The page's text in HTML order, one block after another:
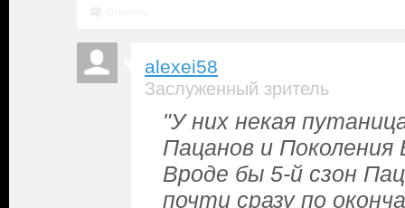
alexei58
Заслуженный зритель
"У них некая
Пацанов и Поколения
Вроде бы 5-й сзон
почти сразу по